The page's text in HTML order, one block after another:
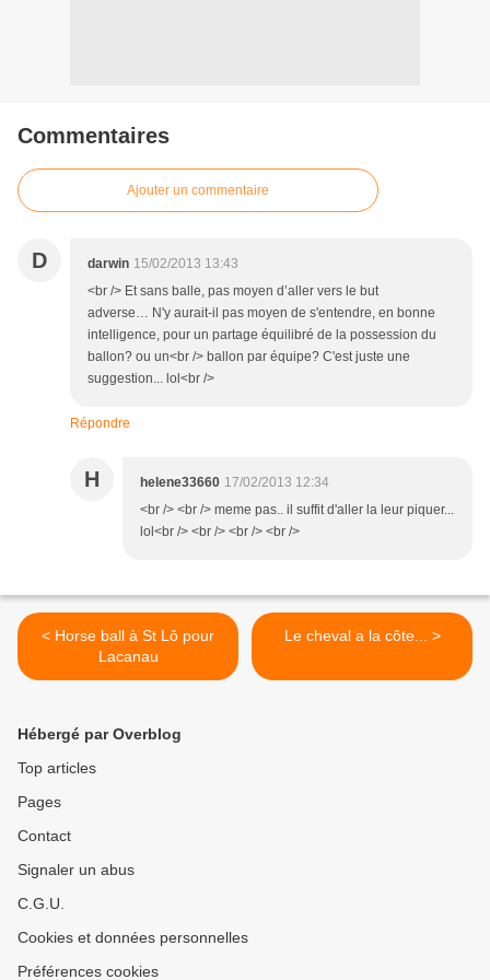
Commentaires
Ajouter un commentaire
D darwin 15/02/2013 13:43
<br /> Et sans balle, pas moyen d’aller vers le but
adverse… N'y aurait-il pas moyen de s'entendre, en bonne
intelligence, pour un partage équilibré de la possession du
ballon? ou un<br /> ballon par équipe? C'est juste une
suggestion... lol<br />
Répondre
H helene33660 17/02/2013 12:34
<br /> <br /> meme pas.. il suffit d'aller la leur piquer...
lol<br /> <br /> <br /> <br />
< Horse ball à St Lô pour
Lacanau
Le cheval a la côte... >
Hébergé par Overblog
Top articles
Pages
Contact
Signaler un abus
C.G.U.
Cookies et données personnelles
Préférences cookies